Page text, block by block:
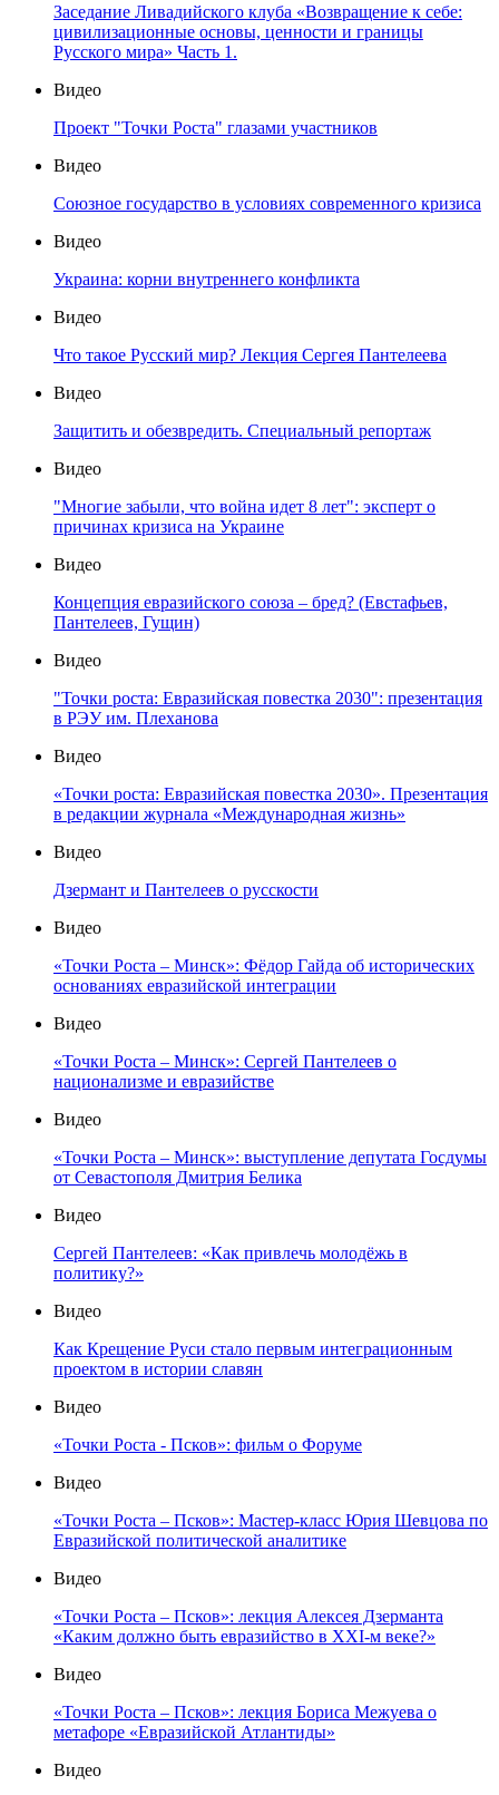
Заседание Ливадийского клуба «Возвращение к себе:
цивилизационные основы, ценности и границы
Русского мира» Часть 1.
Видео
Проект "Точки Роста" глазами участников
Видео
Союзное государство в условиях современного кризиса
Видео
Украина: корни внутреннего конфликта
Видео
Что такое Русский мир? Лекция Сергея Пантелеева
Видео
Защитить и обезвредить. Специальный репортаж
Видео
"Многие забыли, что война идет 8 лет": эксперт о
причинах кризиса на Украине
Видео
Концепция евразийского союза – бред? (Евстафьев,
Пантелеев, Гущин)
Видео
"Точки роста: Евразийская повестка 2030": презентация
в РЭУ им. Плеханова
Видео
«Точки роста: Евразийская повестка 2030». Презентация
в редакции журнала «Международная жизнь»
Видео
Дзермант и Пантелеев о русскости
Видео
«Точки Роста – Минск»: Фёдор Гайда об исторических
основаниях евразийской интеграции
Видео
«Точки Роста – Минск»: Сергей Пантелеев о
национализме и евразийстве
Видео
«Точки Роста – Минск»: выступление депутата Госдумы
от Севастополя Дмитрия Белика
Видео
Сергей Пантелеев: «Как привлечь молодёжь в
политику?»
Видео
Как Крещение Руси стало первым интеграционным
проектом в истории славян
Видео
«Точки Роста - Псков»: фильм о Форуме
Видео
«Точки Роста – Псков»: Мастер-класс Юрия Шевцова по
Евразийской политической аналитике
Видео
«Точки Роста – Псков»: лекция Алексея Дзерманта
«Каким должно быть евразийство в XXI-м веке?»
Видео
«Точки Роста – Псков»: лекция Бориса Межуева о
метафоре «Евразийской Атлантиды»
Видео